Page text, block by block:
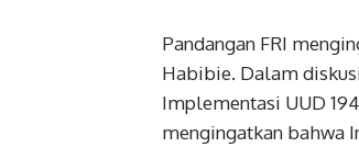
Pandangan FRI
Habibie. Dalam
Implementasi UUD
mengingatkan bahwa